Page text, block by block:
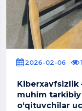
2026-02-06
Kiberxavfsizlik
muhim
o‘qituvchilar